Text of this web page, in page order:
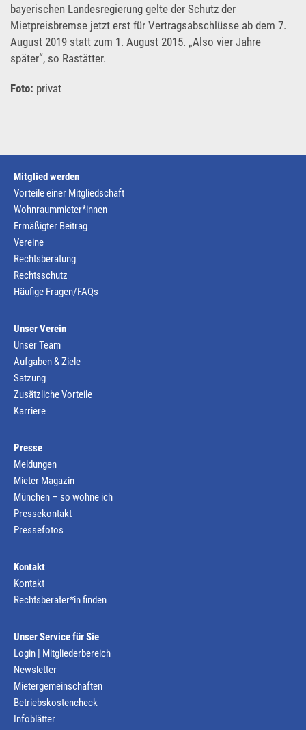
bayerischen Landesregierung gelte der Schutz der
Mietpreisbremse jetzt erst für Vertragsabschlüsse ab dem 7.
August 2019 statt zum 1. August 2015. „Also vier Jahre
später“, so Rastätter.
Foto: privat
Mitglied werden
Vorteile einer Mitgliedschaft
Wohnraummieter*innen
Ermäßigter Beitrag
Vereine
Rechtsberatung
Rechtsschutz
Häufige Fragen/FAQs
Unser Verein
Unser Team
Aufgaben & Ziele
Satzung
Zusätzliche Vorteile
Karriere
Presse
Meldungen
Mieter Magazin
München – so wohne ich
Pressekontakt
Pressefotos
Kontakt
Kontakt
Rechtsberater*in finden
Unser Service für Sie
Login | Mitgliederbereich
Newsletter
Mietergemeinschaften
Betriebskostencheck
Infoblätter